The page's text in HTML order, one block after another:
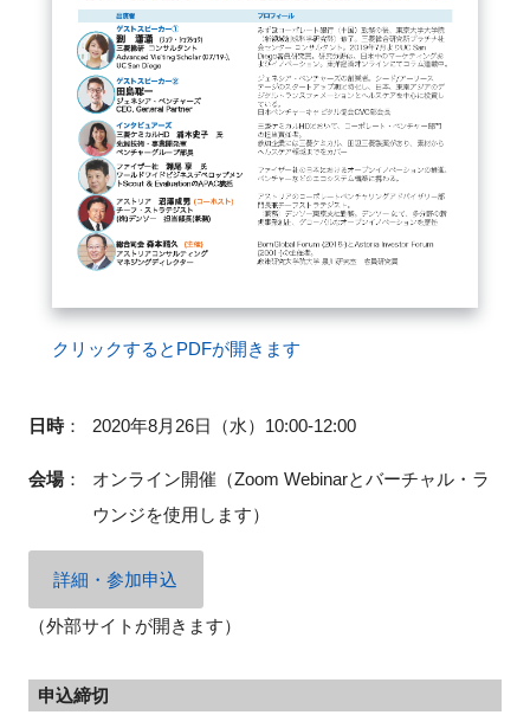
閉じる
クリックするとPDFが開きます
日時： 2020年8月26日（水）10:00-12:00
会場： オンライン開催（Zoom Webinarとバーチャル・ラ
ウンジを使用します）
詳細・参加申込
（外部サイトが開きます）
申込締切